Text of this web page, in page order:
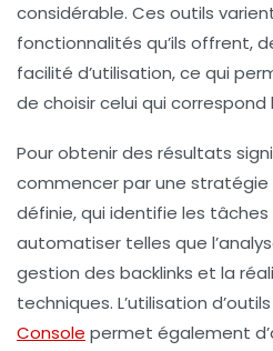
considérable. Ces outils
fonctionnalités qu’ils offrent,
facilité d’utilisation, ce qui
de choisir celui qui correspond
Pour obtenir des résultats
commencer par une stratégie
définie, qui identifie les
automatiser telles que
gestion des backlinks et la
techniques. L’utilisation
Console permet également